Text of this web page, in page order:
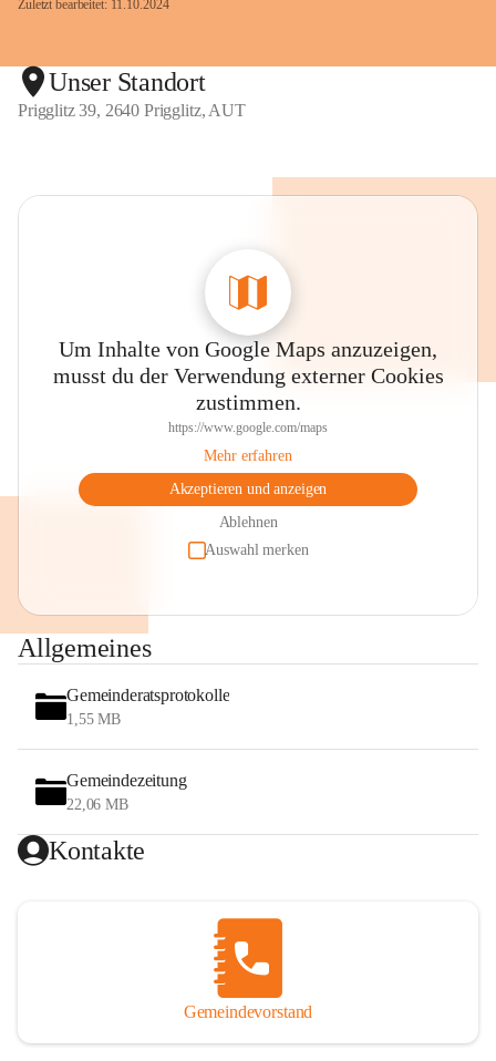
Zuletzt bearbeitet: 11.10.2024
Unser Standort
Prigglitz 39, 2640 Prigglitz, AUT
Um Inhalte von Google Maps anzuzeigen,
musst du der Verwendung externer Cookies
zustimmen.
https://www.google.com/maps
Mehr erfahren
Akzeptieren und anzeigen
Ablehnen
Auswahl merken
Allgemeines
Gemeinderatsprotokolle
1,55 MB
Gemeindezeitung
22,06 MB
Kontakte
Gemeindevorstand